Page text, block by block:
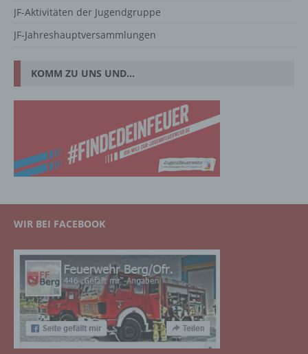
JF-Aktivitäten der Jugendgruppe
JF-Jahreshauptversammlungen
KOMM ZU UNS UND…
WIR BEI FACEBOOK